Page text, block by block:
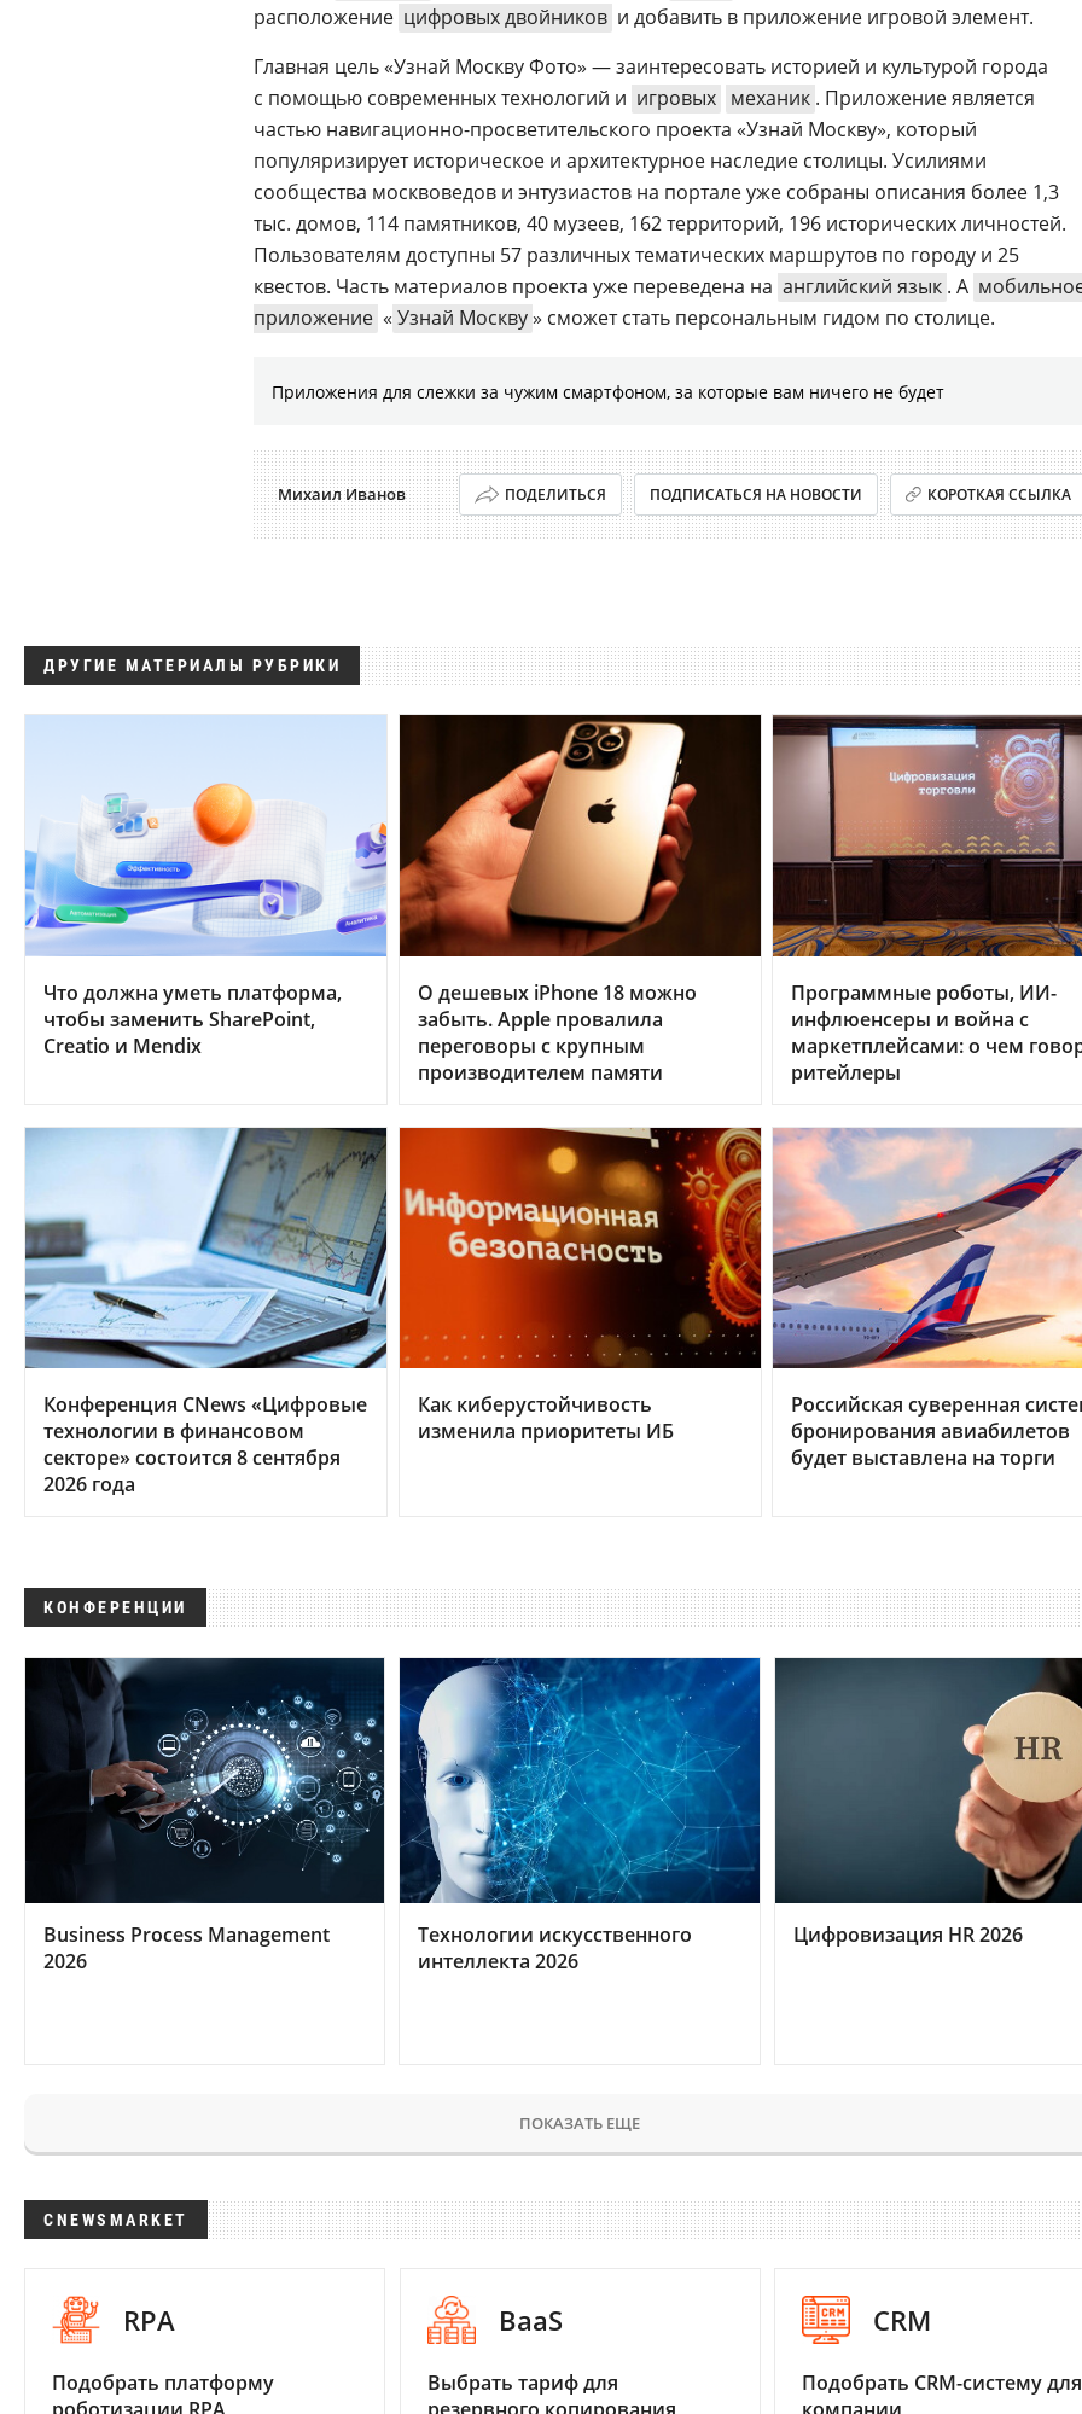
расположение цифровых двойников и добавить в приложение игровой элемент.
Главная цель «Узнай Москву Фото» — заинтересовать историей и культурой города
с помощью современных технологий и игровых механик . Приложение является
частью навигационно-просветительского проекта «Узнай Москву», который
популяризирует историческое и архитектурное наследие столицы. Усилиями
сообщества москвоведов и энтузиастов на портале уже собраны описания более 1,3
тыс. домов, 114 памятников, 40 музеев, 162 территорий, 196 исторических личностей.
Пользователям доступны 57 различных тематических маршрутов по городу и 25
квестов. Часть материалов проекта уже переведена на английский язык . А
приложение « Узнай Москву» сможет стать персональным гидом по столице.
Приложения для слежки за чужим смартфоном, за которые вам ничего не будет
Михаил Иванов ПОДЕЛИТЬСЯ ПОДПИСАТЬСЯ НА НОВОСТИ КОРОТКАЯ ССЫЛКА
ДРУГИЕ МАТЕРИАЛЫ РУБРИКИ
Что должна уметь платформа,
чтобы заменить SharePoint,
Creatio и Mendix
О дешевых iPhone 18 можно
забыть. Apple провалила
переговоры с крупным
производителем памяти
Программные роботы, ИИ-
инфлюенсеры и война с
маркетплейсами: о чем
ритейлеры
Конференция CNews «Цифровые
технологии в финансовом
секторе» состоится 8 сентября
2026 года
Как киберустойчивость
изменила приоритеты ИБ
Российская суверенная
бронирования авиабилетов
будет выставлена на торги
КОНФЕРЕНЦИИ
Business Process Management
2026
Технологии искусственного
интеллекта 2026
Цифровизация HR 2026
ПОКАЗАТЬ ЕЩЕ
CNEWSMARKET
RPA
Подобрать платформу
BaaS
Выбрать тариф для
CRM
Подобрать CRM-систему для